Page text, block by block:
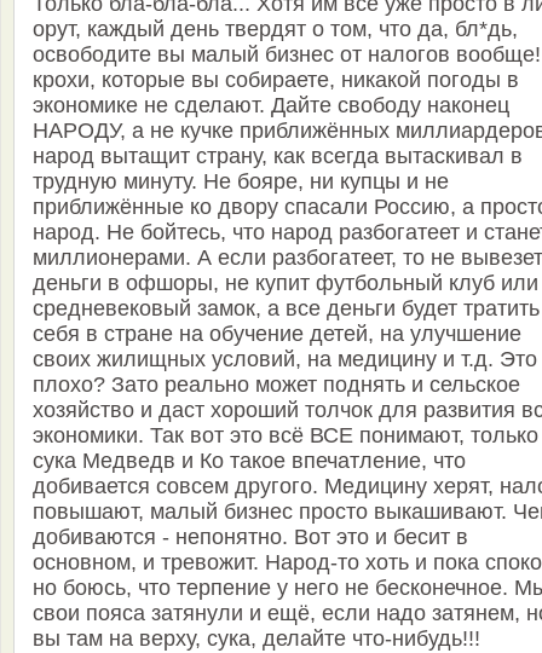
орут, каждый день твердят о том, что да, бл*дь,
освободите вы малый бизнес от налогов
крохи, которые вы собираете, никакой погоды в
экономике не сделают. Дайте свободу наконец
НАРОДУ, а не кучке приближённых
народ вытащит страну, как всегда вытаскивал в
трудную минуту. Не бояре, ни купцы и не
приближённые ко двору спасали Россию, а
народ. Не бойтесь, что народ разбогатеет и
миллионерами. А если разбогатеет, то не вывезет
деньги в офшоры, не купит футбольный клуб или
средневековый замок, а все деньги будет
себя в стране на обучение детей, на улучшение
своих жилищных условий, на медицину и т.д. Это
плохо? Зато реально может поднять и сельское
хозяйство и даст хороший толчок для развития
экономики. Так вот это всё ВСЕ понимают, только
сука Медведв и Ко такое впечатление, что
добивается совсем другого. Медицину херят,
повышают, малый бизнес просто выкашивают.
добиваются - непонятно. Вот это и бесит в
основном, и тревожит. Народ-то хоть и пока
но боюсь, что терпение у него не бесконечное.
свои пояса затянули и ещё, если надо затянем,
вы там на верху, сука, делайте что-нибудь!!!